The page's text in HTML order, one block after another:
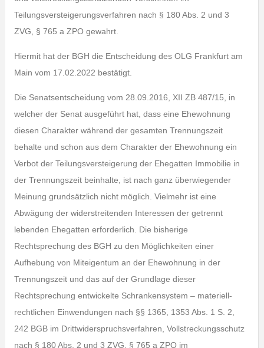
Teilungsversteigerungsverfahren nach § 180 Abs. 2 und 3
ZVG, § 765 a ZPO gewahrt.
Hiermit hat der BGH die Entscheidung des OLG Frankfurt am
Main vom 17.02.2022 bestätigt.
Die Senatsentscheidung vom 28.09.2016, XII ZB 487/15, in
welcher der Senat ausgeführt hat, dass eine Ehewohnung
diesen Charakter während der gesamten Trennungszeit
behalte und schon aus dem Charakter der Ehewohnung ein
Verbot der Teilungsversteigerung der Ehegatten Immobilie in
der Trennungszeit beinhalte, ist nach ganz überwiegender
Meinung grundsätzlich nicht möglich. Vielmehr ist eine
Abwägung der widerstreitenden Interessen der getrennt
lebenden Ehegatten erforderlich. Die bisherige
Rechtsprechung des BGH zu den Möglichkeiten einer
Aufhebung von Miteigentum an der Ehewohnung in der
Trennungszeit und das auf der Grundlage dieser
Rechtsprechung entwickelte Schrankensystem – materiell-
rechtlichen Einwendungen nach §§ 1365, 1353 Abs. 1 S. 2,
242 BGB im Drittwiderspruchsverfahren, Vollstreckungsschutz
nach § 180 Abs. 2 und 3 ZVG, § 765 a ZPO im